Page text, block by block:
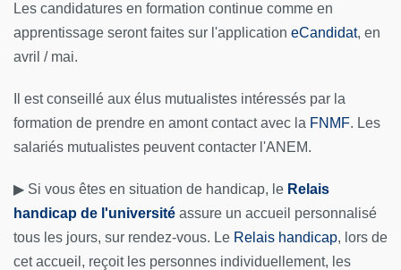
Les candidatures en formation continue comme en
apprentissage seront faites sur l'application eCandidat, en
avril / mai.
Il est conseillé aux élus mutualistes intéressés par la
formation de prendre en amont contact avec la FNMF. Les
salariés mutualistes peuvent contacter l'ANEM.
▶ Si vous êtes en situation de handicap, le Relais
handicap de l'université assure un accueil personnalisé
tous les jours, sur rendez-vous. Le Relais handicap, lors de
cet accueil, reçoit les personnes individuellement, les